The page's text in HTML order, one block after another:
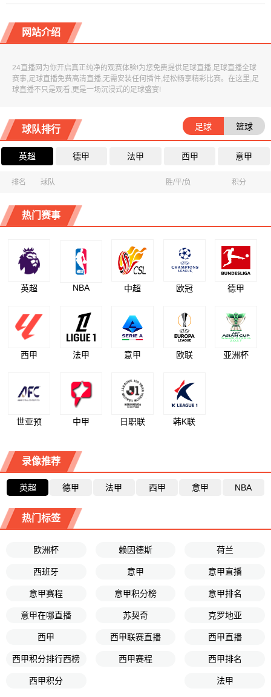
网站介绍
24直播网为你开启真正纯净的观赛体验!为您免费提供足球直播,足球直播全球
赛事,足球直播免费高清直播,无需安装任何插件,轻松畅享精彩比赛。在这里,足
球直播不只是观看,更是一场沉浸式的足球盛宴!
球队排行 足球 篮球
英超 德甲 法甲 西甲 意甲
排名 球队 胜/平/负 积分
热门赛事
英超 NBA 中超 欧冠 德甲
西甲 法甲 意甲 欧联 亚洲杯
世亚预 中甲 日职联 韩K联
录像推荐
英超 德甲 法甲 西甲 意甲 NBA
热门标签
欧洲杯 赖因德斯 荷兰
西班牙 意甲 意甲直播
意甲赛程 意甲积分榜 意甲排名
意甲在哪直播 苏契奇 克罗地亚
西甲 西甲联赛直播 西甲直播
西甲积分排行西榜 西甲赛程 西甲排名
西甲积分 法甲